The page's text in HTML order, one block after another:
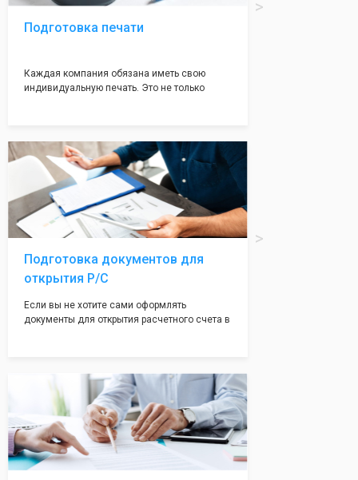
Подготовка печати
Каждая компания обязана иметь свою
индивидуальную печать. Это не только
вам поможем с помощью изготовления
печати по индивидуальному эскизу, который
Вы выберете сами из нашего каталога.
Подготовка документов для
открытия Р/С
Если вы не хотите сами оформлять
документы для открытия расчетного счета в
открытия счета, с минимальным затратом
вашего времени и сил!